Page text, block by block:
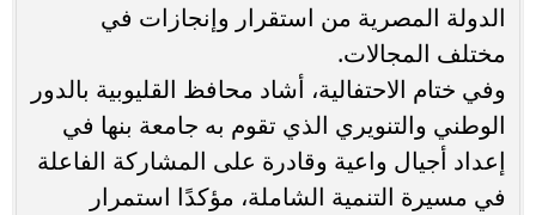
الدولة المصرية من استقرار وإنجازات في
مختلف المجالات.
وفي ختام الاحتفالية، أشاد محافظ القليوبية بالدور
الوطني والتنويري الذي تقوم به جامعة بنها في
إعداد أجيال واعية وقادرة على المشاركة الفاعلة
في مسيرة التنمية الشاملة، مؤكدًا استمرار